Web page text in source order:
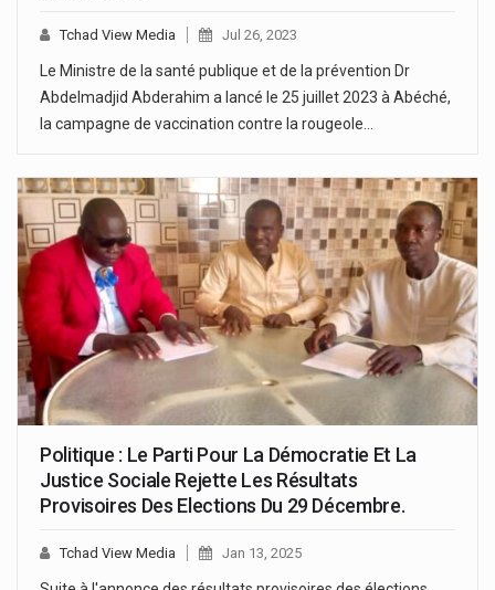
Tchad View Media Jul 26, 2023
Le Ministre de la santé publique et de la prévention Dr
Abdelmadjid Abderahim a lancé le 25 juillet 2023 à Abéché,
la campagne de vaccination contre la rougeole…
Politique : Le Parti Pour La Démocratie Et La
Justice Sociale Rejette Les Résultats
Provisoires Des Elections Du 29 Décembre.
Tchad View Media Jan 13, 2025